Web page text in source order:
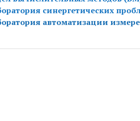
синергетических
автоматизации